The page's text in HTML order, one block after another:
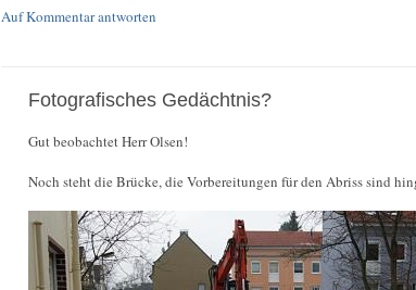
Auf Kommentar antworten
Fotografisches Gedächtnis?
Gut beobachtet Herr Olsen!
Noch steht die Brücke, die Vorbereitungen für den Abriss sind